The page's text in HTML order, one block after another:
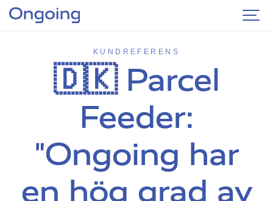
KUNDREFERENS
🇩🇰 Parcel
Feeder:
"Ongoing har
en hög grad av